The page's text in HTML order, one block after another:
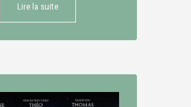
Lire la suite